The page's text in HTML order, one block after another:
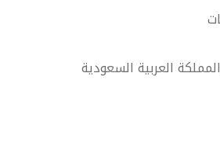
المملكة العربية السعودية